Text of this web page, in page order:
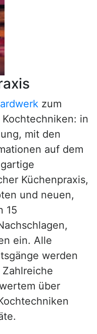
zum
in
mit den
auf dem
Küchenpraxis,
und neuen,
15
ein. Alle
werden
über